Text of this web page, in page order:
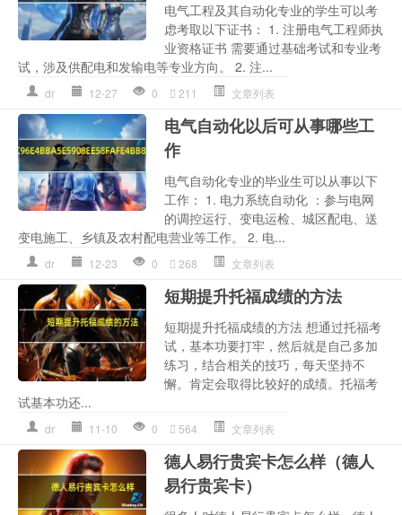
电气工程及其自动化专业的学生可以考
虑考取以下证书： 1. 注册电气工程师执
业资格证书 需要通过基础考试和专业考
试，涉及供配电和发输电等专业方向。 2. 注...
dr 12-27 0 211 文章列表
电气自动化以后可从事哪些工
作
电气自动化专业的毕业生可以从事以下
工作： 1. 电力系统自动化 ：参与电网
的调控运行、变电运检、城区配电、送
变电施工、乡镇及农村配电营业等工作。 2. 电...
dr 12-23 0 268 文章列表
短期提升托福成绩的方法
短期提升托福成绩的方法 想通过托福考
试，基本功要打牢，然后就是自己多加
练习，结合相关的技巧，每天坚持不
懈。肯定会取得比较好的成绩。托福考
试基本功还...
dr 11-10 0 564 文章列表
德人易行贵宾卡怎么样（德人
易行贵宾卡）